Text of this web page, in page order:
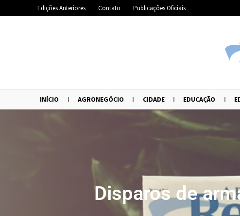
Edições Anteriores Contato Publicações Oficiais
INÍCIO AGRONEGÓCIO CIDADE EDUCAÇÃO
Disparos de